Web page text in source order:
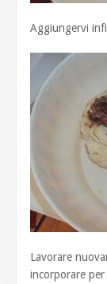
Aggiungervi
Lavorare
incorporare